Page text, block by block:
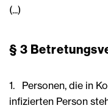
(...)
§ 3
1. Personen, die in
infizierten Person